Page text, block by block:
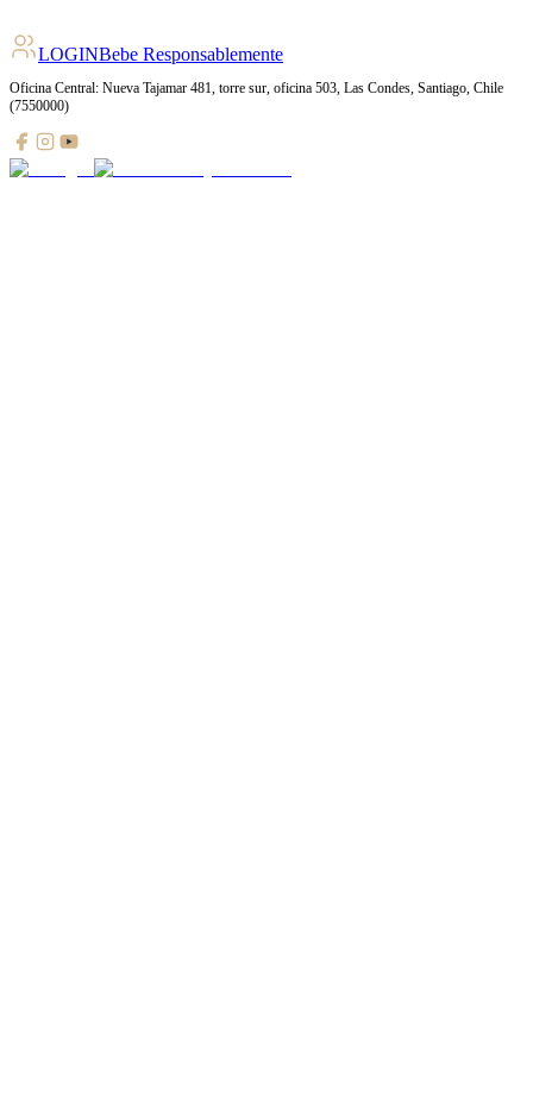
LOGINBebe Responsablemente
Oficina Central: Nueva Tajamar 481, torre sur, oficina 503, Las Condes, Santiago, Chile
(7550000)